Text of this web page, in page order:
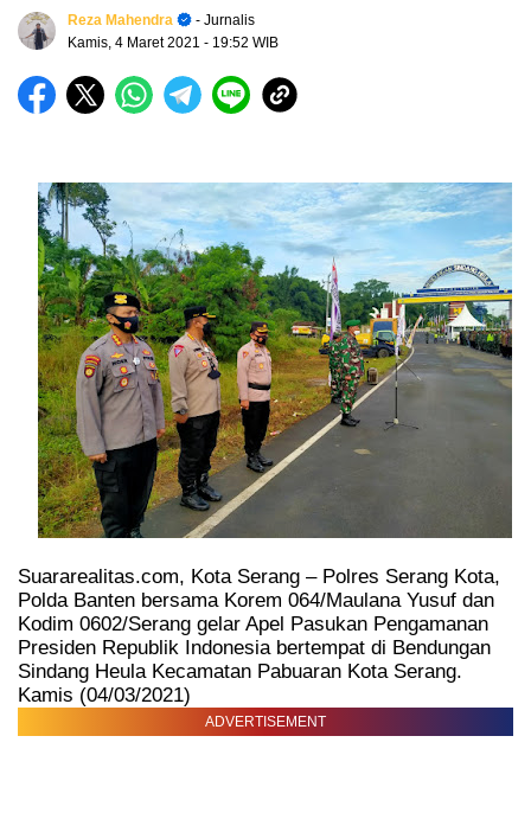
Reza Mahendra
- Jurnalis
Kamis, 4 Maret 2021 - 19:52 WIB
Suararealitas.com, Kota Serang – Polres Serang Kota,
Polda Banten bersama Korem 064/Maulana Yusuf dan
Kodim 0602/Serang gelar Apel Pasukan Pengamanan
Presiden Republik Indonesia bertempat di Bendungan
Sindang Heula Kecamatan Pabuaran Kota Serang.
Kamis (04/03/2021)
ADVERTISEMENT